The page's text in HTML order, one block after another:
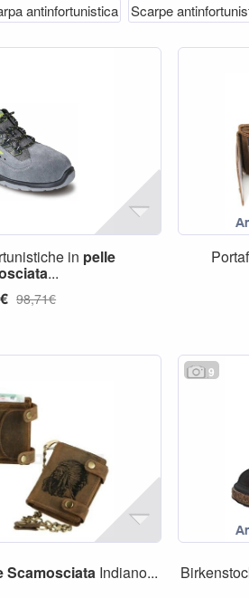
antinfortunistica Scarpe
in pelle
...
98,71€
Scamosciata Indiano...
9